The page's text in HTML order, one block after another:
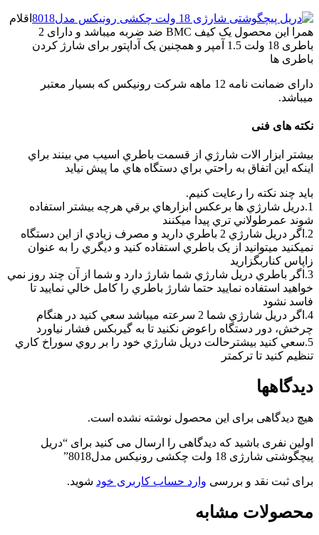
اقلام
همرا این محصول یک کیف BMC ضد ضربه میباشد و دارای 2
باطری 18 ولت 1.5 آمپر و همچنین یک آداپتور برای شارژ کردن
باطری ها
دارای ضمانت نامه 12 ماهه شرکت رونیکس که بسیار معتبر
میباشد.
نکته های فنی
بيشتر ابزار الات شارژي از قسمت باطري اسيب مي بينند براي
اينکه اين اتفاق به راحتي براي دستگاه هاي ما پيش نيايد
بايد چند نکته را رعايت کنيم.
1.دريل شارژي ها برعکس ابزارهاي برقي هرچه بيشتر استفاده
شوند عمرطولاني تري پيدا ميکنند
2.اگر دريل شارژي 2 باطري داريد و مصرف زيادي از اين دستگاه
نميکنيد ميتوانيد از يک باطري استفاده کنيد و ديگري را به عنوان
زاپاس کناربگزاريد
3.اگر باطري دريل شارژي شما شارژ دارد و شما از آن چند روز نمي
خواهيد استفاده نماييد حتما شارژ باطري را کامل خالي نماييد تا
فاسد نشود
4.اگر دريل شارژي شما 2 سرعته ميباشد سعي کنيد در هنگام
چرخش، دور دستگاه راعوض نکنيد تا به گيربکس فشار نياورد
5.سعي کنيد بيشترحالت دريل شارژي خود را بر روي سوراخ کاري
تنظيم کنيد تا ترکمتر
دیدگاهها
هیچ دیدگاهی برای این محصول نوشته نشده است.
اولین نفری باشید که دیدگاهی را ارسال می کنید برای “دریل
پیچگوشتی شارژی 18 ولت چکشی رونیکس مدل8018”
برای ثبت نقد و بررسی وارد حساب کاربری خود شوید.
محصولات مشابه